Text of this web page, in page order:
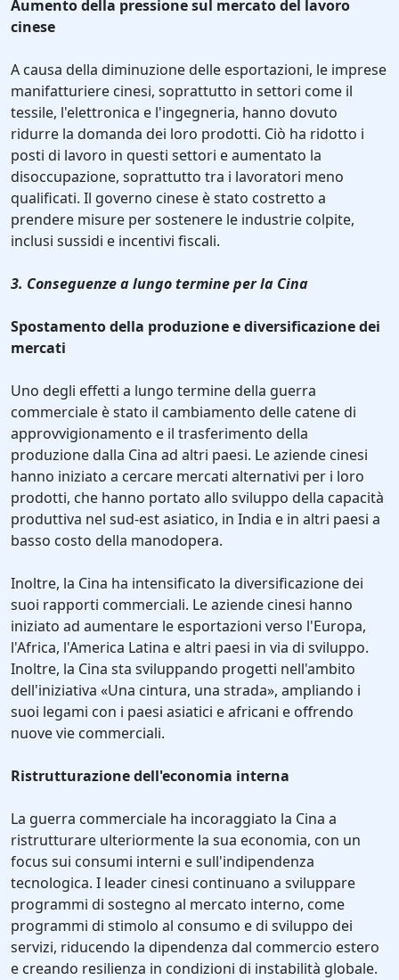
Aumento della pressione sul mercato del lavoro
cinese
A causa della diminuzione delle esportazioni, le imprese
manifatturiere cinesi, soprattutto in settori come il
tessile, l'elettronica e l'ingegneria, hanno dovuto
ridurre la domanda dei loro prodotti. Ciò ha ridotto i
posti di lavoro in questi settori e aumentato la
disoccupazione, soprattutto tra i lavoratori meno
qualificati. Il governo cinese è stato costretto a
prendere misure per sostenere le industrie colpite,
inclusi sussidi e incentivi fiscali.
3. Conseguenze a lungo termine per la Cina
Spostamento della produzione e diversificazione dei
mercati
Uno degli effetti a lungo termine della guerra
commerciale è stato il cambiamento delle catene di
approvvigionamento e il trasferimento della
produzione dalla Cina ad altri paesi. Le aziende cinesi
hanno iniziato a cercare mercati alternativi per i loro
prodotti, che hanno portato allo sviluppo della capacità
produttiva nel sud-est asiatico, in India e in altri paesi a
basso costo della manodopera.
Inoltre, la Cina ha intensificato la diversificazione dei
suoi rapporti commerciali. Le aziende cinesi hanno
iniziato ad aumentare le esportazioni verso l'Europa,
l'Africa, l'America Latina e altri paesi in via di sviluppo.
Inoltre, la Cina sta sviluppando progetti nell'ambito
dell'iniziativa «Una cintura, una strada», ampliando i
suoi legami con i paesi asiatici e africani e offrendo
nuove vie commerciali.
Ristrutturazione dell'economia interna
La guerra commerciale ha incoraggiato la Cina a
ristrutturare ulteriormente la sua economia, con un
focus sui consumi interni e sull'indipendenza
tecnologica. I leader cinesi continuano a sviluppare
programmi di sostegno al mercato interno, come
programmi di stimolo al consumo e di sviluppo dei
servizi, riducendo la dipendenza dal commercio estero
e creando resilienza in condizioni di instabilità globale.